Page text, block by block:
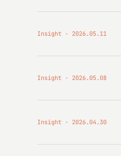
Insight 2026.05.11
Insight 2026.05.08
Insight 2026.04.30